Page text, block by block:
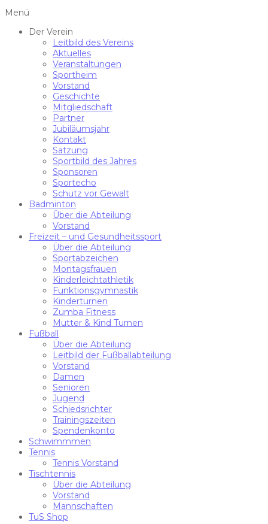
Menü
Der Verein
Leitbild des Vereins
Aktuelles
Veranstaltungen
Sportheim
Vorstand
Geschichte
Mitgliedschaft
Partner
Jubiläumsjahr
Kontakt
Satzung
Sportbild des Jahres
Sponsoren
Sportecho
Schutz vor Gewalt
Badminton
Über die Abteilung
Vorstand
Freizeit – und Gesundheitssport
Über die Abteilung
Sportabzeichen
Montagsfrauen
Kinderleichtathletik
Funktionsgymnastik
Kinderturnen
Zumba Fitness
Mutter & Kind Turnen
Fußball
Über die Abteilung
Leitbild der Fußballabteilung
Vorstand
Damen
Senioren
Jugend
Schiedsrichter
Trainingszeiten
Spendenkonto
Schwimmmen
Tennis
Tennis Vorstand
Tischtennis
Über die Abteilung
Vorstand
Mannschaften
TuS Shop